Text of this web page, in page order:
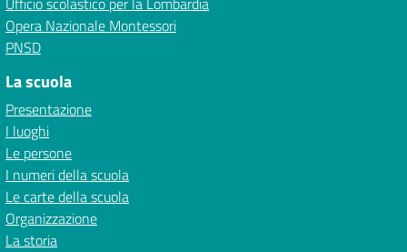
Opera Nazionale Montessori
PNSD
La scuola
Presentazione
I luoghi
Le persone
I numeri della scuola
Le carte della scuola
Organizzazione
La storia